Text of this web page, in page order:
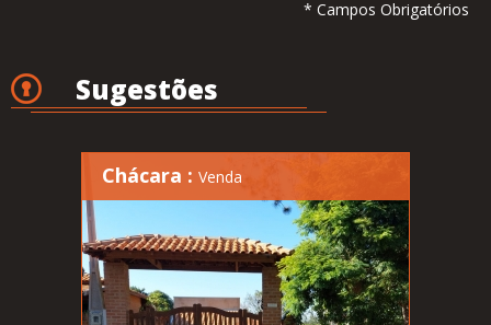
* Campos Obrigatórios
Sugestões
Chácara : Venda